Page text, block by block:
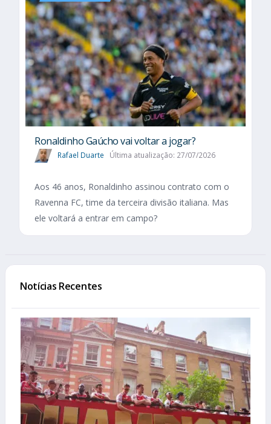
Ronaldinho Gaúcho vai voltar a jogar?
Rafael Duarte Última atualização: 27/07/2026
Aos 46 anos, Ronaldinho assinou contrato com o
Ravenna FC, time da terceira divisão italiana. Mas
ele voltará a entrar em campo?
Notícias Recentes